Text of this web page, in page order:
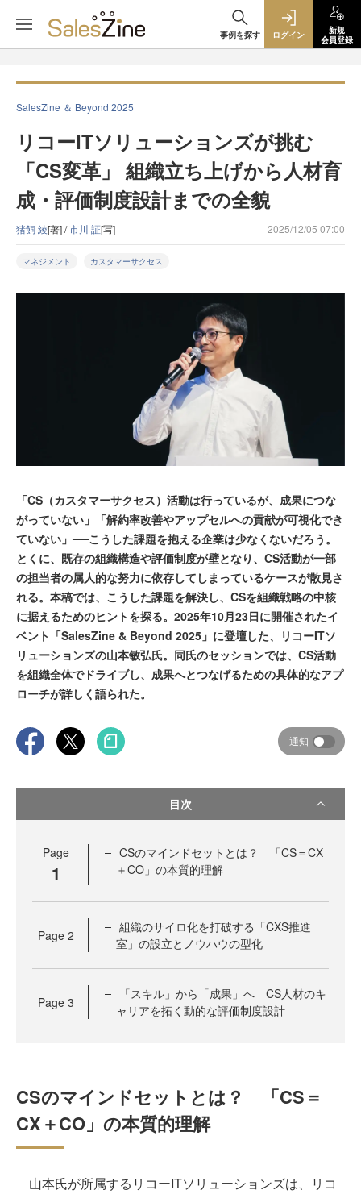
事例を探す ログイン
新規
会員登録
SalesZine ＆ Beyond 2025
リコーITソリューションズが挑む
「CS変革」 組織立ち上げから人材育
成・評価制度設計までの全貌
猪飼 綾[著] /市川 証[写] 2025/12/05 07:00
マネジメント カスタマーサクセス
「CS（カスタマーサクセス）活動は行っているが、成果につな
がっていない」「解約率改善やアップセルへの貢献が可視化でき
ていない」──こうした課題を抱える企業は少なくないだろう。
とくに、既存の組織構造や評価制度が壁となり、CS活動が一部
の担当者の属人的な努力に依存してしまっているケースが散見さ
れる。本稿では、こうした課題を解決し、CSを組織戦略の中核
に据えるためのヒントを探る。2025年10月23日に開催されたイ
ベント「SalesZine & Beyond 2025」に登壇した、リコーITソ
リューションズの山本敏弘氏。同氏のセッションでは、CS活動
を組織全体でドライブし、成果へとつなげるための具体的なアプ
ローチが詳しく語られた。
通知
目次
Page
1
CSのマインドセットとは？ 「CS＝CX
＋CO」の本質的理解
Page 2
組織のサイロ化を打破する「CXS推進
室」の設立とノウハウの型化
Page 3
「スキル」から「成果」へ CS人材のキ
ャリアを拓く動的な評価制度設計
CSのマインドセットとは？ 「CS＝
CX＋CO」の本質的理解
山本氏が所属するリコーITソリューションズは、リコ